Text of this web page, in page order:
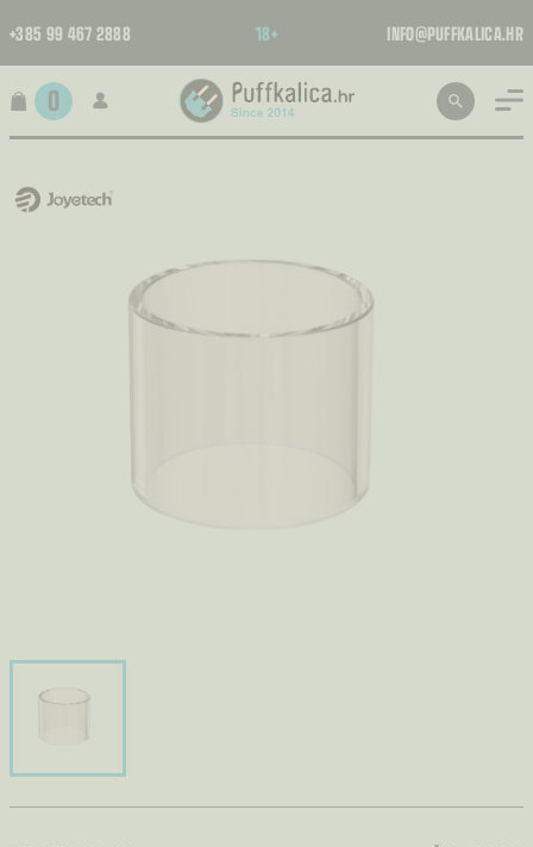
+385 99 467 2888 18+ INFO@PUFFKALICA.HR
0